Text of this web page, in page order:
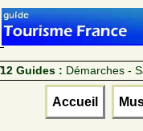
12 Guides : Démarches -
Accueil